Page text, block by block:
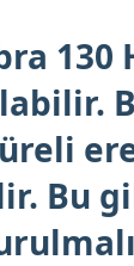
130
Bu